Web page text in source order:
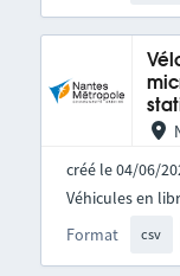
créé le 04/06/
Format csv
Véhicules en